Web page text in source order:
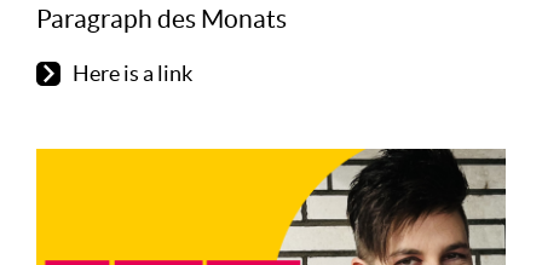
Paragraph des Monats
Here is a link